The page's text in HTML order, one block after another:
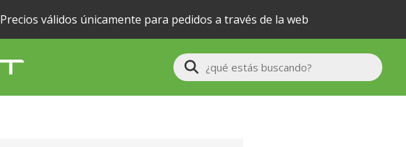
Precios válidos únicamente para pedidos a través de la web
Buscar